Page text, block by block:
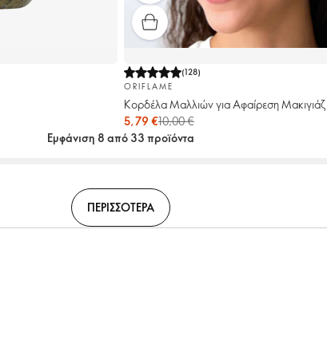
(128)
ORIFLAME
Κορδέλα Μαλλιών για Αφαίρεση Μακιγιάζ
5,79 €10,00 €
Εμφάνιση 8 από 33 προϊόντα
ΠΕΡΙΣΣΟΤΕΡΑ